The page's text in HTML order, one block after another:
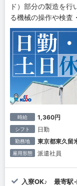
ド）部分の製造を
る機械の操作や検査
時給 1,360円
シフト 日勤
勤務地 東京都東久留
雇用形態 派遣社員
入寮OK♪ 最寄駅